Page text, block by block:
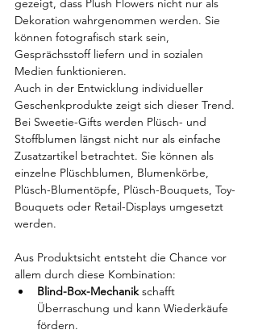
gezeigt, dass Plush Flowers nicht nur als
Dekoration wahrgenommen werden. Sie
können fotografisch stark sein,
Gesprächsstoff liefern und in sozialen
Medien funktionieren.
Auch in der Entwicklung individueller
Geschenkprodukte zeigt sich dieser Trend.
Bei Sweetie-Gifts werden Plüsch- und
Stoffblumen längst nicht nur als einfache
Zusatzartikel betrachtet. Sie können als
einzelne Plüschblumen, Blumenkörbe,
Plüsch-Blumentöpfe, Plüsch-Bouquets, Toy-
Bouquets oder Retail-Displays umgesetzt
werden.
Aus Produktsicht entsteht die Chance vor
allem durch diese Kombination:
Blind-Box-Mechanik schafft
Überraschung und kann Wiederkäufe
fördern.